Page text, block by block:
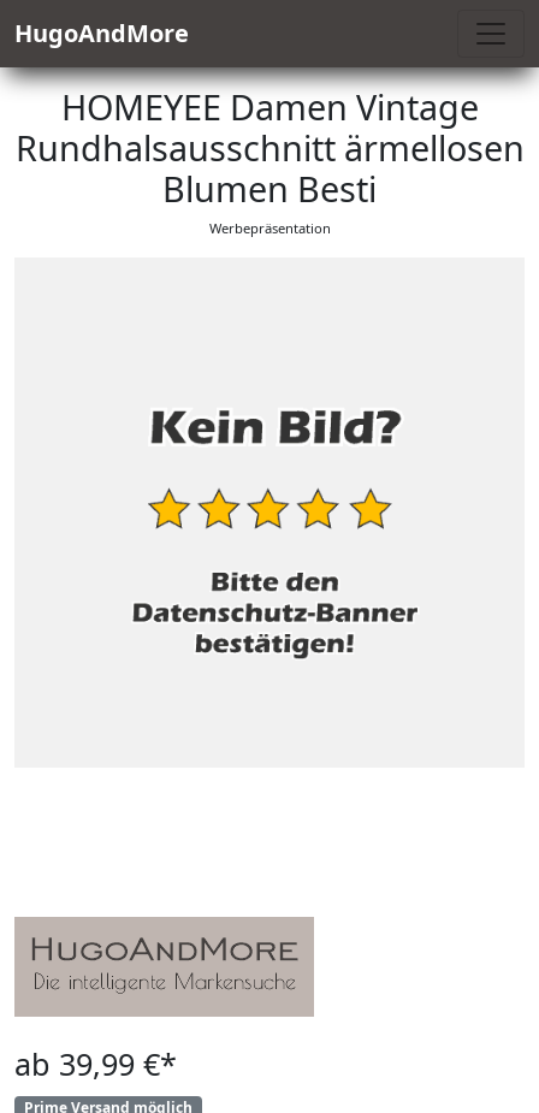
HugoAndMore
HOMEYEE Damen Vintage
Rundhalsausschnitt ärmellosen
Blumen Besti
Werbepräsentation
ab 39,99 €*
Prime Versand möglich